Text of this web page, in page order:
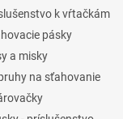
k vŕtačkám
pásky
a misky
na sťahovanie